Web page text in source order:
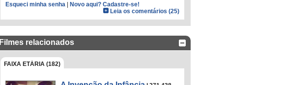
Esqueci minha senha | Novo aqui? Cadastre-se!
Leia os comentários (25)
Filmes relacionados
FAIXA ETÁRIA (182)